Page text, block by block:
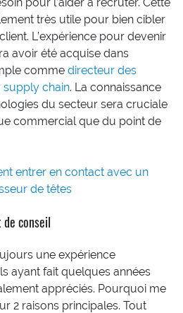
très utile pour bien cibler
L’expérience pour devenir
avoir été acquise dans
comme directeur des
supply chain. La connaissance
du secteur sera cruciale
commercial que du point de
entrer en contact avec un
de têtes
conseil
une expérience
ayant fait quelques années
appréciés. Pourquoi me
2 raisons principales. Tout